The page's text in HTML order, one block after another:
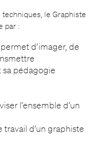
le Graphiste
par :
d’imager, de
sa pédagogie
l’ensemble d’un
d’un graphiste